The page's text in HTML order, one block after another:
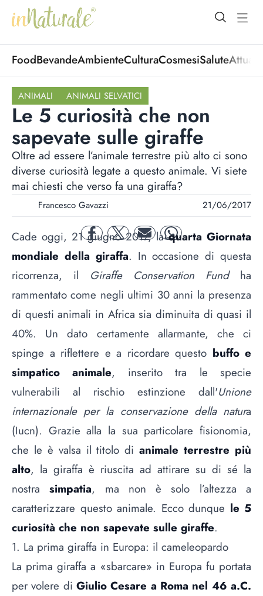
open
FoodBevandeAmbienteCulturaCosmesiSalute
ANIMALI ANIMALI SELVATICI
Le 5 curiosità che non
sapevate sulle giraffe
Oltre ad essere l’animale terrestre più alto ci sono
diverse curiosità legate a questo animale. Vi siete
mai chiesti che verso fa una giraffa?
Francesco Gavazzi 21/06/2017
facebooktwitter mail whatsapp
Cade oggi, 21 giugno 2017, laquarta Giornata
mondiale della giraffa. In occasione di questa
ricorrenza, il Giraffe Conservation Fundha
rammentato come negli ultimi 30 anni la presenza
di questi animali in Africa sia diminuita di quasi il
40%. Un dato certamente allarmante, che ci
spinge a riflettere e a ricordare questo buffo e
simpatico animale, inserito tra le specie
vulnerabili al rischio estinzione dall'Unione
internazionale per la conservazione della natura
(Iucn). Grazie alla la sua particolare fisionomia,
che le è valsa il titolo dianimale terrestre più
alto, la giraffa è riuscita ad attirare su di sé la
nostrasimpatia, ma non è solo l’altezza a
caratterizzare questo animale. Ecco dunque le 5
curiosità che non sapevate sulle giraffe.
1. La prima giraffa in Europa: il cameleopardo
La prima giraffa a «sbarcare» in Europa fu portata
per volere di Giulio Cesare a Roma nel 46 a.C.